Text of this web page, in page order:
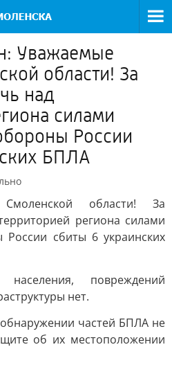
Уважаемые
области! За
над
силами
России
БПЛА
области! За
региона силами
России сбиты 6 украинских
населения, повреждений
нет.
частей БПЛА не
об их местоположении